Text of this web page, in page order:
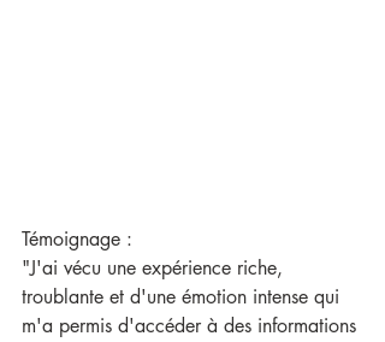
Témoignage :
"J'ai vécu une expérience riche,
troublante et d'une émotion intense qui
m'a permis d'accéder à des informations